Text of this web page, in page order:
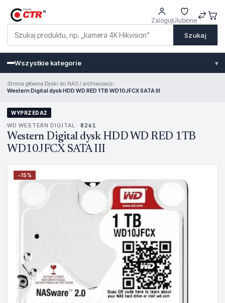
Szukaj
ZalogujUlubione
Wszystkie kategorie ▾
Strona główna›Dyski do NAS / archiwizacji›
Western Digital dysk HDD WD RED 1TB WD10JFCX SATA III
WYPRZEDAŻ
WD WESTERN DIGITAL · 8261
Western Digital dysk HDD WD RED 1TB
WD10JFCX SATA III
−15%